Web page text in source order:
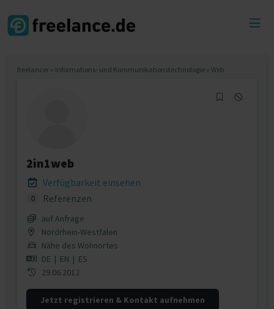
freelancer » Informations- und Kommunikationstechnologie » Web
2in1web
Verfügbarkeit einsehen
0 Referenzen
auf Anfrage
Nordrhein-Westfalen
Nähe des Wohnortes
DE | EN | ES
29.06.2012
Jetzt registrieren & Kontakt aufnehmen